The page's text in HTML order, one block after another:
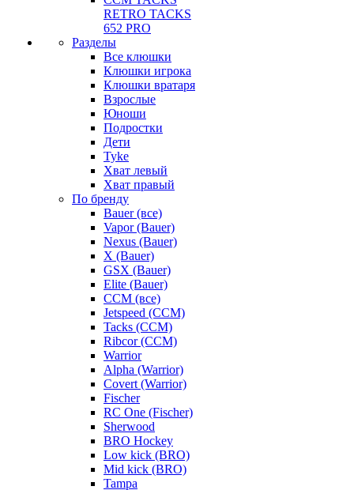
RETRO TACKS
652 PRO
Разделы
Все клюшки
Клюшки игрока
Клюшки вратаря
Взрослые
Юноши
Подростки
Дети
Tyke
Хват левый
Хват правый
По бренду
Bauer (все)
Vapor (Bauer)
Nexus (Bauer)
X (Bauer)
GSX (Bauer)
Elite (Bauer)
CCM (все)
Jetspeed (CCM)
Tacks (CCM)
Ribcor (CCM)
Warrior
Alpha (Warrior)
Covert (Warrior)
Fischer
RC One (Fischer)
Sherwood
BRO Hockey
Low kick (BRO)
Mid kick (BRO)
Tampa